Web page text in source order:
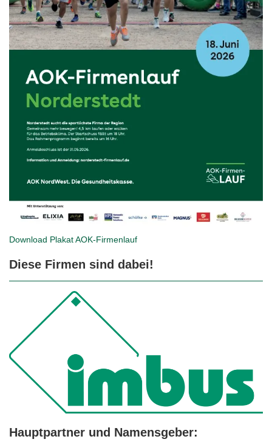
Download PlakatAOK-Firmenlauf
Diese Firmen sind dabei!
Hauptpartner und Namensgeber: